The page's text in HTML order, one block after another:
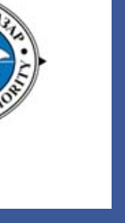
агентлаг